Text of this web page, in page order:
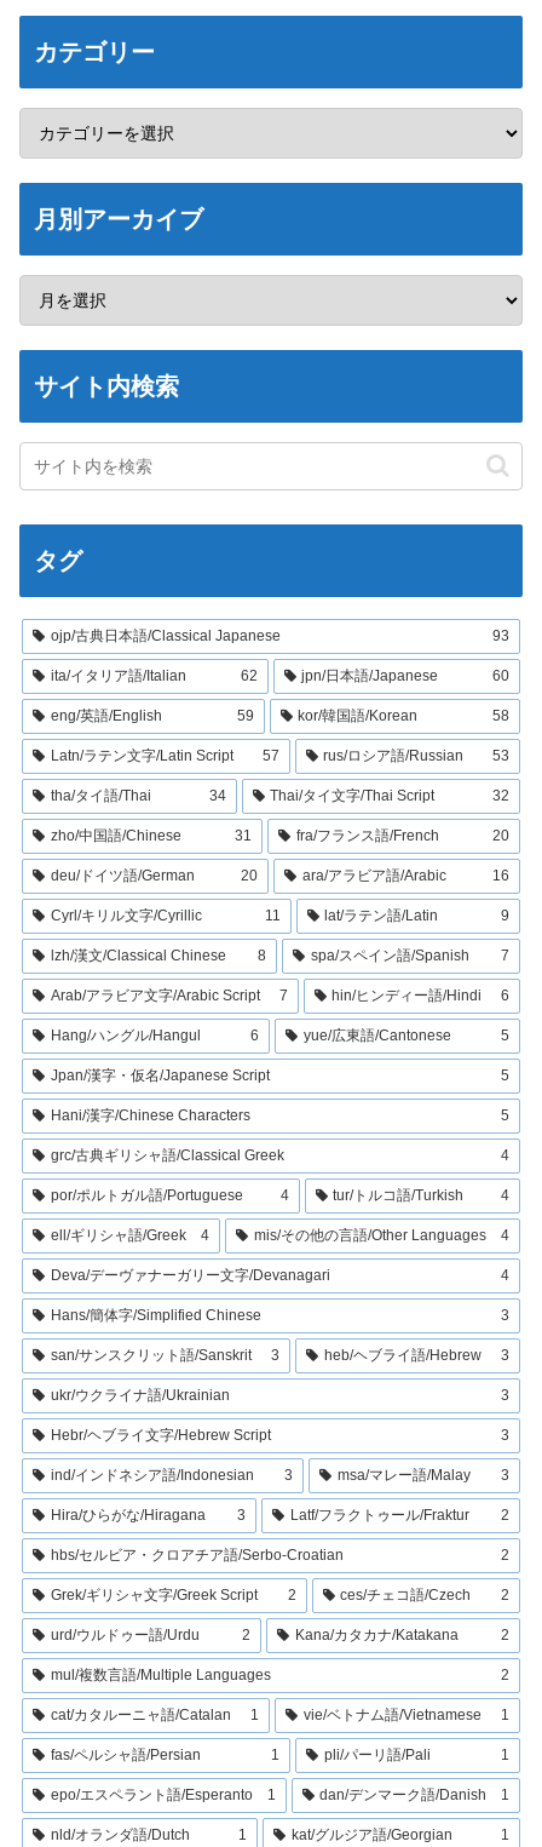
カテゴリー
月別アーカイブ
サイト内検索
タグ
ojp/古典日本語/Classical Japanese 93
ita/イタリア語/Italian 62 jpn/日本語/Japanese 60
eng/英語/English 59 kor/韓国語/Korean 58
Latn/ラテン文字/Latin Script 57 rus/ロシア語/Russian 53
tha/タイ語/Thai 34 Thai/タイ文字/Thai Script 32
zho/中国語/Chinese 31 fra/フランス語/French 20
deu/ドイツ語/German 20 ara/アラビア語/Arabic 16
Cyrl/キリル文字/Cyrillic 11 lat/ラテン語/Latin 9
lzh/漢文/Classical Chinese 8 spa/スペイン語/Spanish 7
Arab/アラビア文字/Arabic Script 7 hin/ヒンディー語/Hindi 6
Hang/ハングル/Hangul 6 yue/広東語/Cantonese 5
Jpan/漢字・仮名/Japanese Script 5
Hani/漢字/Chinese Characters 5
grc/古典ギリシャ語/Classical Greek 4
por/ポルトガル語/Portuguese 4 tur/トルコ語/Turkish 4
ell/ギリシャ語/Greek 4 mis/その他の言語/Other Languages 4
Deva/デーヴァナーガリー文字/Devanagari 4
Hans/簡体字/Simplified Chinese 3
san/サンスクリット語/Sanskrit 3 heb/ヘブライ語/Hebrew 3
ukr/ウクライナ語/Ukrainian 3
Hebr/ヘブライ文字/Hebrew Script 3
ind/インドネシア語/Indonesian 3 msa/マレー語/Malay 3
Hira/ひらがな/Hiragana 3 Latf/フラクトゥール/Fraktur 2
hbs/セルビア・クロアチア語/Serbo-Croatian 2
Grek/ギリシャ文字/Greek Script 2 ces/チェコ語/Czech 2
urd/ウルドゥー語/Urdu 2 Kana/カタカナ/Katakana 2
mul/複数言語/Multiple Languages 2
cat/カタルーニャ語/Catalan 1 vie/ベトナム語/Vietnamese 1
fas/ペルシャ語/Persian 1 pli/パーリ語/Pali 1
epo/エスペラント語/Esperanto 1 dan/デンマーク語/Danish 1
nld/オランダ語/Dutch 1 kat/グルジア語/Georgian 1